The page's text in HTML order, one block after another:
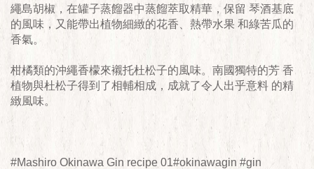
繩島胡椒，在罐子蒸餾器中蒸餾萃取精華，保留 琴酒基底
的風味，又能帶出植物細緻的花香、熱帶水果 和綠苦瓜的
香氣。
柑橘類的沖繩香檬來襯托杜松子的風味。南國獨特的芳 香
植物與杜松子得到了相輔相成，成就了令人出乎意料 的精
緻風味。
#Mashiro Okinawa Gin recipe 01#okinawagin #gin